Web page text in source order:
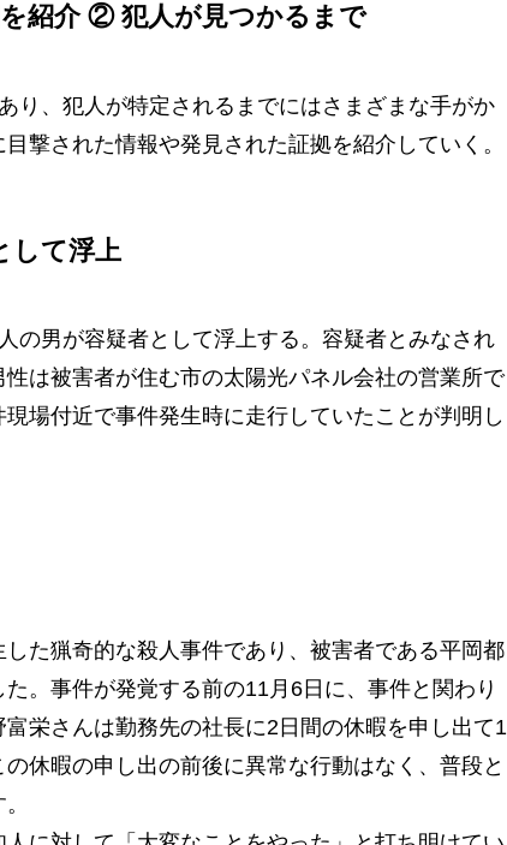
紹介 ② 犯人が見つかるまで
り、犯人が特定されるまでにはさまざまな手がか
撃された情報や発見された証拠を紹介していく。
して浮上
の男が容疑者として浮上する。容疑者とみなされ
は被害者が住む市の太陽光パネル会社の営業所で
場付近で事件発生時に走行していたことが判明し
た猟奇的な殺人事件であり、被害者である平岡都
。事件が発覚する前の11月6日に、事件と関わり
栄さんは勤務先の社長に2日間の休暇を申し出て1
休暇の申し出の前後に異常な行動はなく、普段と